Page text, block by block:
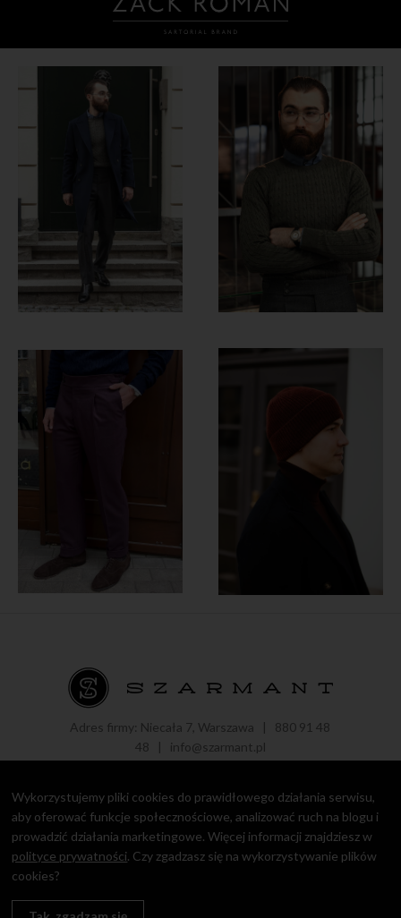
Adres firmy: Niecała 7, Warszawa | 880 91 48
48 | info@szarmant.pl
Copyright © 2016 - 2021 Roman Zaczkiewicz.
Polityka prywatności
Wykorzystujemy pliki cookies do prawidłowego działania serwisu,
aby oferować funkcje społecznościowe, analizować ruch na blogu i
prowadzić działania marketingowe. Więcej informacji znajdziesz w
polityce prywatności. Czy zgadzasz się na wykorzystywanie plików
cookies?